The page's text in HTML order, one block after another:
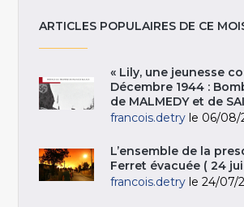
ARTICLES POPULAIRES DE CE
« Lily, une jeunesse
Décembre 1944 :
de MALMEDY et de
francois.detry le 06/08/
L’ensemble de la
Ferret évacuée ( 24
francois.detry le 24/07/